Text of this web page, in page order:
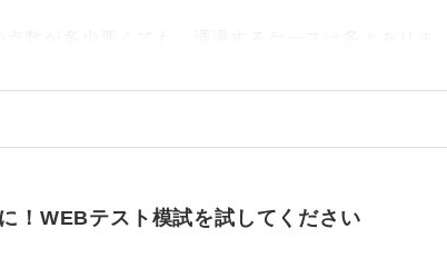
数が多少悪くても、通過するケースは多々ありま
印象がかけ離れていないかを見ているからです。ここ
！WEBテスト模試を試してください